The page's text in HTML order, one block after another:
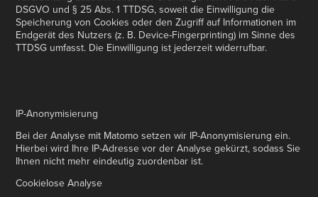
DSGVO und § 25 Abs. 1 TTDSG, soweit die Einwilligung die
Speicherung von Cookies oder den Zugriff auf Informationen im
Endgerät des Nutzers (z. B. Device-Fingerprinting) im Sinne des
TTDSG umfasst. Die Einwilligung ist jederzeit widerrufbar.
IP-Anonymisierung
Bei der Analyse mit Matomo setzen wir IP-Anonymisierung ein.
Hierbei wird Ihre IP-Adresse vor der Analyse gekürzt, sodass Sie
Ihnen nicht mehr eindeutig zuordenbar ist.
Cookielose Analyse